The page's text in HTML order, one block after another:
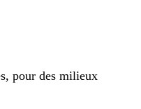
pour des milieux